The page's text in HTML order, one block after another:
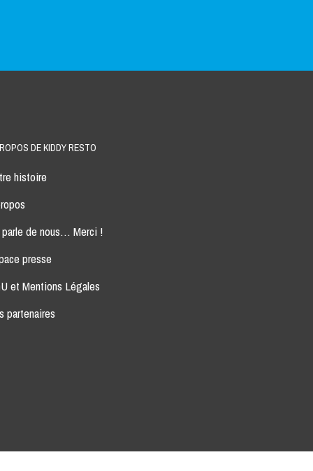
DE KIDDY RESTO
histoire
parle de nous… Merci !
presse
et Mentions Légales
partenaires